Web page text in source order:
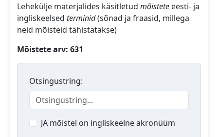
Lehekülje materjalides käsitletud mõistete eesti- ja
ingliskeelsed terminid(sõnad ja fraasid, millega
neid mõisteid tähistatakse)
Mõistete arv: 631
Otsingustring:
JA mõistel on ingliskeelne akronüüm